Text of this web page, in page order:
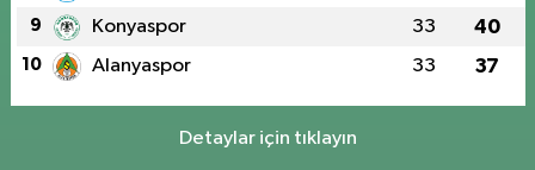
9 Konyaspor 33 40
10 Alanyaspor 33 37
Detaylar için tıklayın